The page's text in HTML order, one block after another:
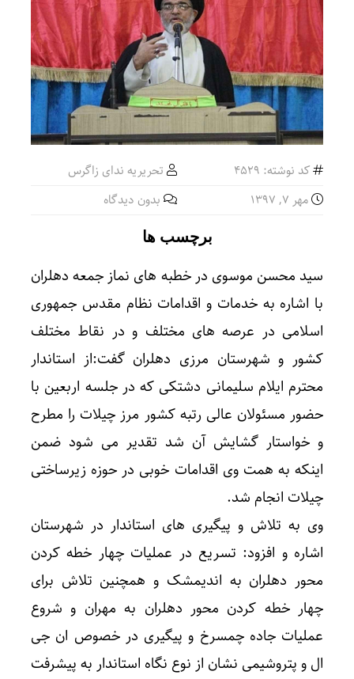
کد نوشته: 4529
تحریریه ندای زاگرس
مهر ۷, ۱۳۹۷
بدون دیدگاه
برچسب ها
سید محسن موسوی در خطبه های نماز جمعه دهلران
با اشاره به خدمات و اقدامات نظام مقدس جمهوری
اسلامی در عرصه های مختلف و در نقاط مختلف
کشور و شهرستان مرزی دهلران گفت:از استاندار
محترم ایلام سلیمانی دشتکی که در جلسه اربعین با
حضور مسئولان عالی رتبه کشور مرز چیلات را مطرح
و خواستار گشایش آن شد تقدیر می شود ضمن
اینکه به همت وی اقدامات خوبی در حوزه زیرساختی
چیلات انجام شد.
وی به تلاش و پیگیری های استاندار در شهرستان
اشاره و افزود: تسریع در عملیات چهار خطه کردن
محور دهلران به اندیمشک و همچنین تلاش برای
چهار خطه کردن محور دهلران به مهران و شروع
عملیات جاده چمسرخ و پیگیری در خصوص ان جی
ال و پتروشیمی نشان از نوع نگاه استاندار به پیشرفت